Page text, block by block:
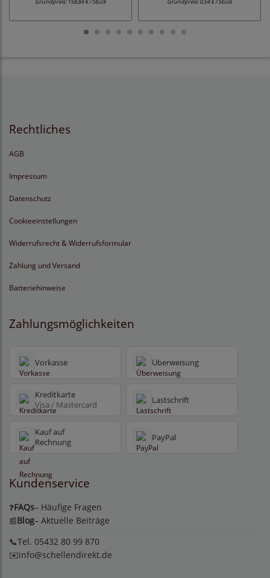
Grundpreis: 158,84 € / Stück Grundpreis:0,54 € / Stück
Rechtliches
AGB
Impressum
Datenschutz
Cookieeinstellungen
Widerrufsrecht & Widerrufsformular
Zahlung und Versand
Batteriehinweise
Zahlungsmöglichkeiten
Vorkasse Überweisung
Kreditkarte
Visa / Mastercard Lastschrift
Kauf auf
Rechnung
PayPal
Kundenservice
❓FAQs– Häufige Fragen
📰Blog– Aktuelle Beiträge
📞Tel. 05432 80 99 870
✉️info@schellendirekt.de